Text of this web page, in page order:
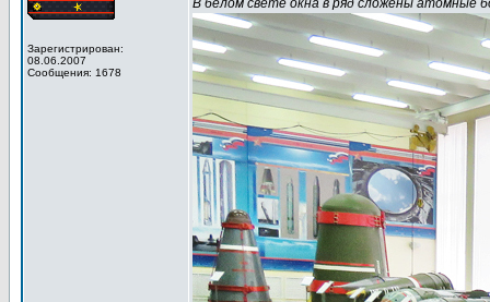
Зарегистрирован:
08.06.2007
Сообщения: 1678
В белом свете окна в ряд сложены атомные